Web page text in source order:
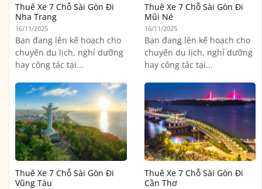
Thuê Xe 7 Chỗ Sài Gòn Đi
Nha Trang
16/11/2025
Bạn đang lên kế hoạch cho
chuyến du lịch, nghỉ dưỡng
hay công tác tại...
Thuê Xe 7 Chỗ Sài Gòn Đi
Mũi Né
16/11/2025
Bạn đang lên kế hoạch cho
chuyến du lịch, nghỉ dưỡng
hay công tác tại...
Thuê Xe 7 Chỗ Sài Gòn Đi
Vũng Tàu
Thuê Xe 7 Chỗ Sài Gòn Đi
Cần Thơ